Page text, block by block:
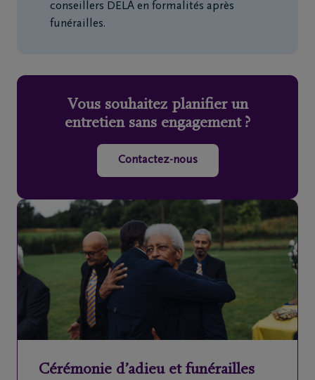
conseillers DELA en formalités après
funérailles.
Vous souhaitez planifier un
entretien sans engagement ?
Contactez-nous
Cérémonie d’adieu et funérailles